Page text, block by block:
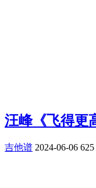
汪峰《飞得更
吉他谱 2024-06-06 625